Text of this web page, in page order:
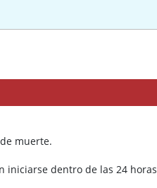
muerte.
iniciarse dentro de las 24 horas